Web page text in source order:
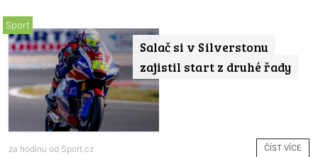
Salač si v Silverstonu
zajistil start z druhé řady
Sport
za hodinu od Sport.cz ČÍST VÍCE